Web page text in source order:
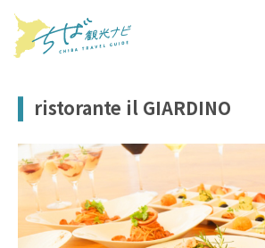
ristorante il GIARDINO